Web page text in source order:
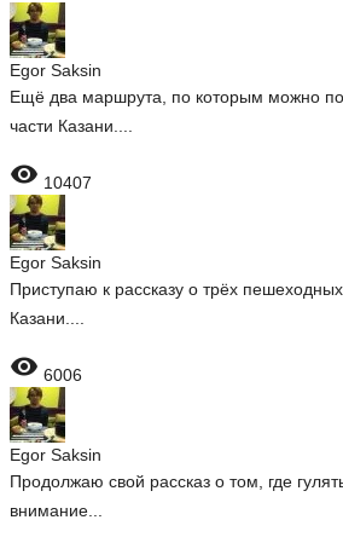
Egor Saksin
Ещё два маршрута, по которым можно
части Казани....
 10407
Egor Saksin
Приступаю к рассказу о трёх
Казани....
 6006
Egor Saksin
Продолжаю свой рассказ о том, где
внимание...